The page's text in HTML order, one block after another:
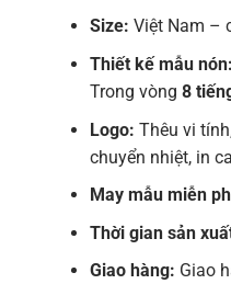
Size: Việt Nam –
Thiết kế mẫu nón:
Trong vòng 8
Logo: Thêu vi
chuyển nhiệt, in
May mẫu miễn
Thời gian sản
Giao hàng: Giao